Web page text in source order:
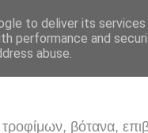
βότανα,
to deliver its
performance and
abuse.